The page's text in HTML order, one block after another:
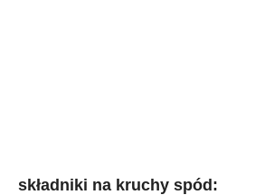
składniki na kruchy spód: